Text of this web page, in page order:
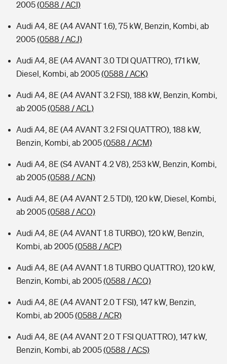
2005(0588 / ACI)
Audi A4, 8E (A4 AVANT 1.6), 75 kW, Benzin, Kombi, ab
2005(0588 / ACJ)
Audi A4, 8E (A4 AVANT 3.0 TDI QUATTRO), 171 kW,
Diesel, Kombi, ab 2005(0588 / ACK)
Audi A4, 8E (A4 AVANT 3.2 FSI), 188 kW, Benzin, Kombi,
ab 2005(0588 / ACL)
Audi A4, 8E (A4 AVANT 3.2 FSI QUATTRO), 188 kW,
Benzin, Kombi, ab 2005(0588 / ACM)
Audi A4, 8E (S4 AVANT 4.2 V8), 253 kW, Benzin, Kombi,
ab 2005(0588 / ACN)
Audi A4, 8E (A4 AVANT 2.5 TDI), 120 kW, Diesel, Kombi,
ab 2005(0588 / ACO)
Audi A4, 8E (A4 AVANT 1.8 TURBO), 120 kW, Benzin,
Kombi, ab 2005(0588 / ACP)
Audi A4, 8E (A4 AVANT 1.8 TURBO QUATTRO), 120 kW,
Benzin, Kombi, ab 2005(0588 / ACQ)
Audi A4, 8E (A4 AVANT 2.0 T FSI), 147 kW, Benzin,
Kombi, ab 2005(0588 / ACR)
Audi A4, 8E (A4 AVANT 2.0 T FSI QUATTRO), 147 kW,
Benzin, Kombi, ab 2005(0588 / ACS)